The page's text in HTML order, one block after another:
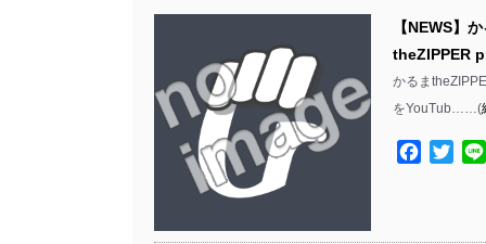
【NEWS】
theZIPPER
かるま
をYouTub……(